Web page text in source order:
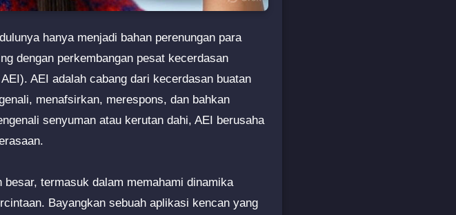
hanya menjadi bahan perenungan para
dengan perkembangan pesat kecerdasan
AEI adalah cabang dari kecerdasan buatan
menafsirkan, merespons, dan bahkan
senyuman atau kerutan dahi, AEI berusaha
termasuk dalam memahami dinamika
Bayangkan sebuah aplikasi kencan yang